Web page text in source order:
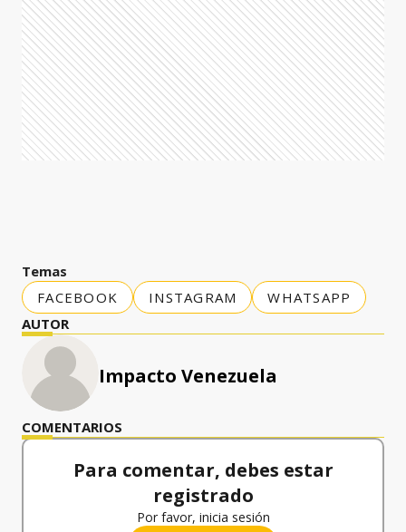
Temas
FACEBOOK
INSTAGRAM
WHATSAPP
AUTOR
Impacto Venezuela
COMENTARIOS
Para comentar, debes estar
registrado
Por favor, inicia sesión